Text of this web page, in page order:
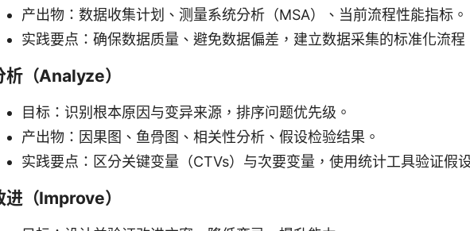
产出物：数据收集计划、测量系统分析（MSA）、当前流程性能指标。
实践要点：确保数据质量、避免数据偏差，建立数据采集的标准化流程
析（Analyze）
目标：识别根本原因与变异来源，排序问题优先级。
产出物：因果图、鱼骨图、相关性分析、假设检验结果。
实践要点：区分关键变量（CTVs）与次要变量，使用统计工具验证假
进（Improve）